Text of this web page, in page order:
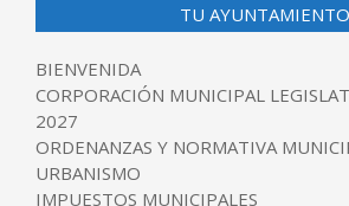
TU AYUNTAMIENTO
BIENVENIDA
CORPORACIÓN MUNICIPAL
2027
ORDENANZAS Y NORMATIVA
URBANISMO
IMPUESTOS MUNICIPALES